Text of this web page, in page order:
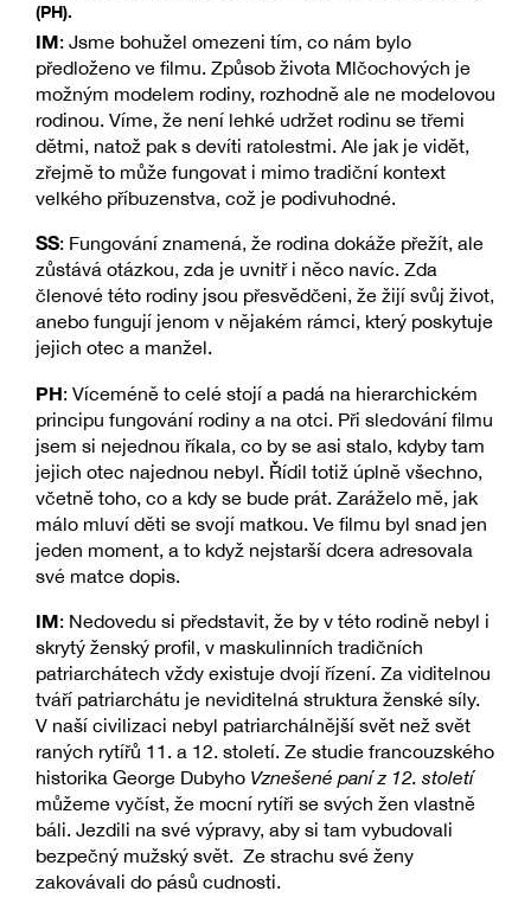
(PH).
IM: Jsme bohužel omezeni tím, co nám bylo
předloženo ve filmu. Způsob života Mlčochových je
možným modelem rodiny, rozhodně ale ne modelovou
rodinou. Víme, že není lehké udržet rodinu se třemi
dětmi, natož pak s devíti ratolestmi. Ale jak je vidět,
zřejmě to může fungovat i mimo tradiční kontext
velkého příbuzenstva, což je podivuhodné.
SS: Fungování znamená, že rodina dokáže přežít, ale
zůstává otázkou, zda je uvnitř i něco navíc. Zda
členové této rodiny jsou přesvědčeni, že žijí svůj život,
anebo fungují jenom v nějakém rámci, který poskytuje
jejich otec a manžel.
PH: Víceméně to celé stojí a padá na hierarchickém
principu fungování rodiny a na otci. Při sledování filmu
jsem si nejednou říkala, co by se asi stalo, kdyby tam
jejich otec najednou nebyl. Řídil totiž úplně všechno,
včetně toho, co a kdy se bude prát. Zaráželo mě, jak
málo mluví děti se svojí matkou. Ve filmu byl snad jen
jeden moment, a to když nejstarší dcera adresovala
své matce dopis.
IM: Nedovedu si představit, že by v této rodině nebyl i
skrytý ženský profil, v maskulinních tradičních
patriarchátech vždy existuje dvojí řízení. Za viditelnou
tváří patriarchátu je neviditelná struktura ženské síly.
V naší civilizaci nebyl patriarchálnější svět než svět
raných rytířů 11. a 12. století. Ze studie francouzského
historika George Dubyho Vznešené paní z 12. století
můžeme vyčíst, že mocní rytíři se svých žen vlastně
báli. Jezdili na své výpravy, aby si tam vybudovali
bezpečný mužský svět. Ze strachu své ženy
zakovávali do pásů cudnosti.